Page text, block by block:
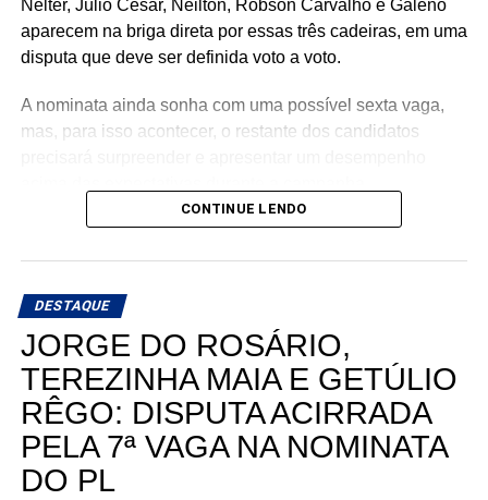
Nelter, Júlio César, Neilton, Robson Carvalho e Galeno
aparecem na briga direta por essas três cadeiras, em uma
disputa que deve ser definida voto a voto.
A nominata ainda sonha com uma possível sexta vaga,
mas, para isso acontecer, o restante dos candidatos
Teoricamente, Kleber Rodrigues e Cinthia, esposa de
Allyson Bezerra, pré-candidato ao Governo do Estado,
votação dentro da nominata.
Com cinco cadeiras consideradas viáveis e uma sexta
dependendo de um desempenho acima do esperado, a
briga interna do União Progressista promete ser uma das
mais interessantes da eleição para a Assembleia
Legislativa em 2026.
CONTINUE LENDO
DESTAQUE
JORGE DO ROSÁRIO,
TEREZINHA MAIA E GETÚLIO
RÊGO: DISPUTA ACIRRADA
PELA 7ª VAGA NA NOMINATA
DO PL